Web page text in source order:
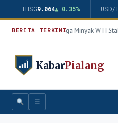
IHSG9.064▲ 0.35% USD/
BERITA TERKINIHarga Minyak WTI
KabarPialang
☰